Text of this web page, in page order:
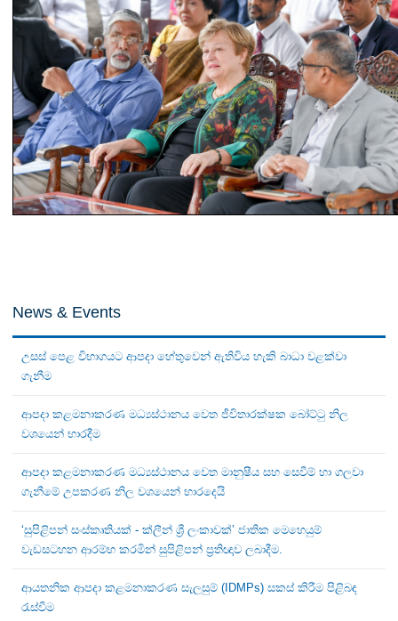
News & Events
උසස් පෙළ විභාගයට ආපදා හේතුවෙන් ඇතිවිය හැකි බාධා වළක්වා
ගැනීම
ආපදා කළමනාකරණ මධ්‍යස්ථානය වෙත ජීවිතාරක්ෂක බෝට්ටු නිල
වශයෙන් භාරදීම
ආපදා කළමනාකරණ මධ්‍යස්ථානය වෙත මානුෂීය සහ සෙවීම් හා ගලවා
ගැනීමේ උපකරණ නිල වශයෙන් භාරදෙයි
‘සුපිළිපන් සංස්කෘතියක් - ක්ලීන් ශ්‍රී ලංකාවක්’ ජාතික මෙහෙයුම්
වැඩසටහන ආරම්භ කරමින් සුපිළිපන් ප්‍රතිඥාව ලබාදීම.
ආයතනික ආපදා කළමනාකරණ සැලසුම් (IDMPs) සකස් කිරීම පිළිබඳ
රැස්වීම